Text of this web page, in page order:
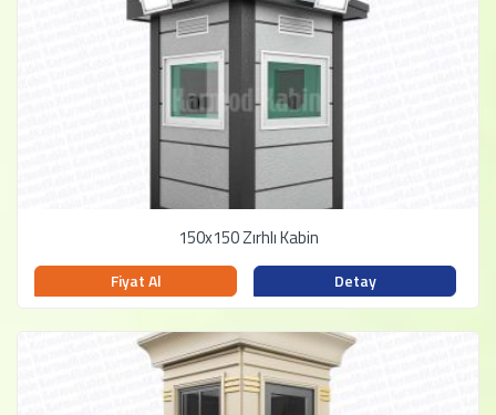
150x150 Zırhlı Kabin
Fiyat Al Detay